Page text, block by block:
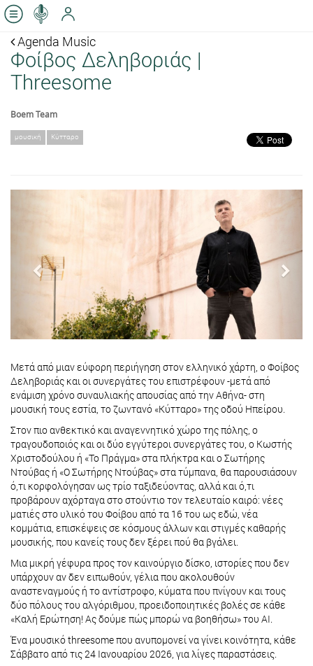
Agenda Music
Φοίβος Δεληβοριάς |
Threesome
Boem Team
μουσική Κύτταρο
Previous
Μετά από μιαν εύφορη περιήγηση στον ελληνικό χάρτη, ο Φοίβος
Δεληβοριάς και οι συνεργάτες του επιστρέφουν -μετά από
ενάμιση χρόνο συναυλιακής απουσίας από την Αθήνα- στη
μουσική τους εστία, το ζωντανό «Κύτταρο» της οδού Ηπείρου.
Στον πιο ανθεκτικό και αναγεννητικό χώρο της πόλης, ο
τραγουδοποιός και οι δύο εγγύτεροι συνεργάτες του, ο Κωστής
Χριστοδούλου ή «Το Πράγμα» στα πλήκτρα και ο Σωτήρης
Ντούβας ή «Ο Σωτήρης Ντούβας» στα τύμπανα, θα παρουσιάσουν
ό,τι κορφολόγησαν ως τρίο ταξιδεύοντας, αλλά και ό,τι
προβάρουν αχόρταγα στο στούντιο τον τελευταίο καιρό: νέες
ματιές στο υλικό του Φοίβου από τα 16 του ως εδώ, νέα
κομμάτια, επισκέψεις σε κόσμους άλλων και στιγμές καθαρής
μουσικής, που κανείς τους δεν ξέρει πού θα βγάλει.
Μια μικρή γέφυρα προς τον καινούργιο δίσκο, ιστορίες που δεν
υπάρχουν αν δεν ειπωθούν, γέλια που ακολουθούν
αναστεναγμούς ή το αντίστροφο, κύματα που πνίγουν και τους
δύο πόλους του αλγόριθμου, προειδοποιητικές βολές σε κάθε
«Καλή Ερώτηση! Ας δούμε πώς μπορώ να βοηθήσω» του ΑΙ.
Ένα μουσικό threesome που ανυπομονεί να γίνει κοινότητα, κάθε
Σάββατο από τις 24 Ιανουαρίου 2026, για λίγες παραστάσεις.